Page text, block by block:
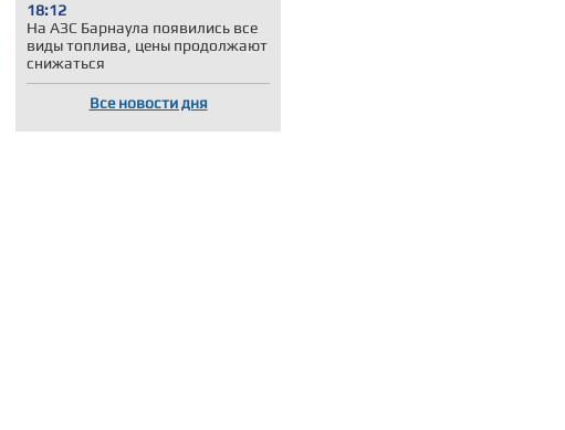
18:12
На АЗС Барнаула появились все
виды топлива, цены продолжают
снижаться
Все новости дня